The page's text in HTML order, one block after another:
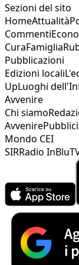
Sezioni del sito
HomeAttualità
Commenti
CuraFamiglia
Pubblicazioni
Edizioni locali
UpLuoghi
Avvenire
Chi siamo
Avvenire
Mondo CEI
SIRRadio InBlu